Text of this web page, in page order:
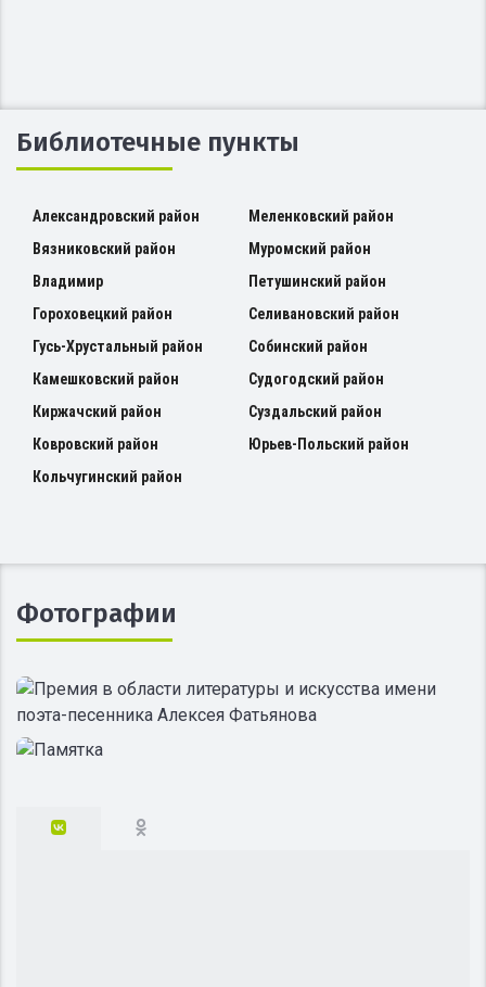
Библиотечные пункты
Александровский район
Вязниковский район
Владимир
Гороховецкий район
Гусь-Хрустальный район
Камешковский район
Киржачский район
Ковровский район
Кольчугинский район
Меленковский район
Муромский район
Петушинский район
Селивановский район
Собинский район
Судогодский район
Суздальский район
Юрьев-Польский район
Фотографии